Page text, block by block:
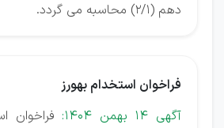
دهم (2/1) محاسبه می گردد.
فراخوان استخدام بهورز
آگهی 14 بهمن 1404:
فراخوان